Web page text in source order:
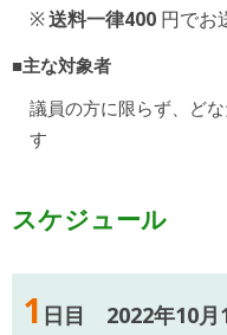
送料一律400円でお
■主な対象者
議員の方に限らず、ど
す
スケジュール
1 日目 2022年10月